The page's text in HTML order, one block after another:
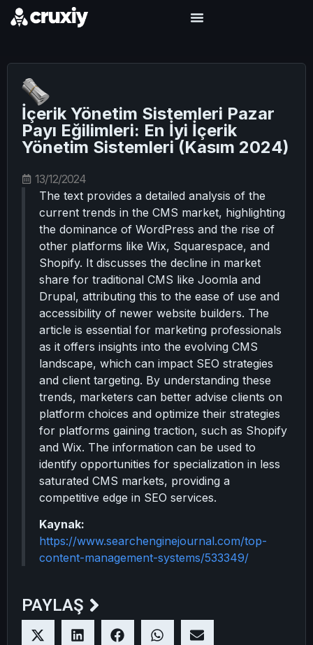
İçerik Yönetim Sistemleri Pazar
Payı Eğilimleri: En İyi İçerik
Yönetim Sistemleri (Kasım 2024)
13/12/2024
The text provides a detailed analysis of the
current trends in the CMS market, highlighting
the dominance of WordPress and the rise of
other platforms like Wix, Squarespace, and
Shopify. It discusses the decline in market
share for traditional CMS like Joomla and
Drupal, attributing this to the ease of use and
accessibility of newer website builders. The
article is essential for marketing professionals
as it offers insights into the evolving CMS
landscape, which can impact SEO strategies
and client targeting. By understanding these
trends, marketers can better advise clients on
platform choices and optimize their strategies
for platforms gaining traction, such as Shopify
and Wix. The information can be used to
identify opportunities for specialization in less
saturated CMS markets, providing a
competitive edge in SEO services.
Kaynak:
https://www.searchenginejournal.com/top-
content-management-systems/533349/
PAYLAŞ